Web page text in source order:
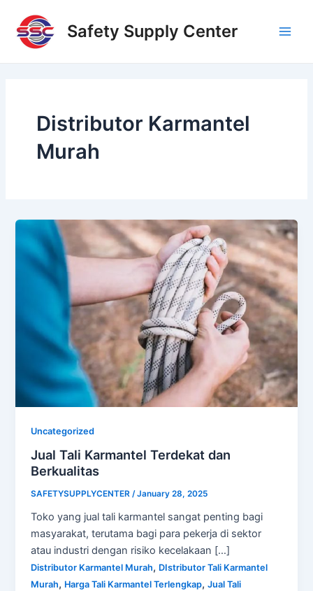
content
Safety Supply Center
Distributor Karmantel
Murah
Uncategorized
Jual Tali Karmantel Terdekat dan
Berkualitas
SAFETYSUPPLYCENTER/January 28, 2025
Toko yang jual tali karmantel sangat penting bagi
masyarakat, terutama bagi para pekerja di sektor
atau industri dengan risiko kecelakaan […]
Distributor Karmantel Murah, DIstributor Tali Karmantel
Murah, Harga Tali Karmantel Terlengkap,Jual Tali